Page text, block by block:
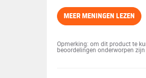
MEER MENINGEN LEZEN
Opmerking: om dit product te
beoordelingen onderworpen zijn